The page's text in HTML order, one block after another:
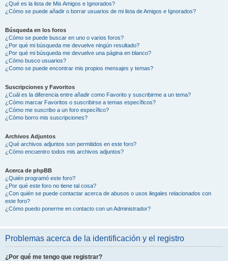
¿Qué es la lista de Mis Amigos e Ignorados?
¿Cómo se puede añadir o borrar usuarios de mi lista de Amigos e Ignorados?
Búsqueda en los foros
¿Cómo se puede buscar en uno o varios foros?
¿Por qué mi búsqueda me devuelve ningún resultado?
¿Por qué mi búsqueda me devuelve una página en blanco?
¿Cómo busco usuarios?
¿Como se puede encontrar mis propios mensajes y temas?
Suscripciones y Favoritos
¿Cuál es la diferencia entre añadir como Favorito y suscribirme a un tema?
¿Cómo marcar Favoritos o suscribirse a temas específicos?
¿Cómo me suscribo a un foro específico?
¿Cómo borro mis suscripciones?
Archivos Adjuntos
¿Qué archivos adjuntos son permitidos en este foro?
¿Cómo encuentro todos mis archivos adjuntos?
Acerca de phpBB
¿Quién programó este foro?
¿Por qué este foro no tiene tal cosa?
¿Con quién se puede contactar acerca de abusos o usos ilegales relacionados con
este foro?
¿Cómo puedo ponerme en contacto con un Administrador?
Problemas acerca de la identificación y el registro
¿Por qué me tengo que registrar?